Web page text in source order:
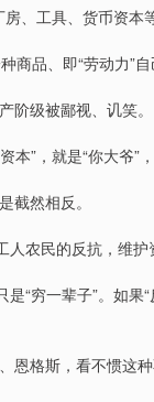
、工具、货币资本等
品、即“劳动力”自
阶级被鄙视、讥笑。
”，就是“你大爷”，
截然相反。
农民的反抗，维护
“穷一辈子”。如果
格斯，看不惯这